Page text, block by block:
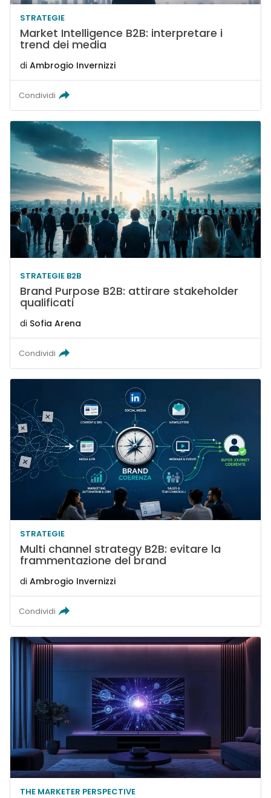
STRATEGIE
Market Intelligence B2B: interpretare i
trend dei media
di Ambrogio Invernizzi
Condividi
STRATEGIE B2B
Brand Purpose B2B: attirare stakeholder
qualificati
di Sofia Arena
Condividi
STRATEGIE
Multi channel strategy B2B: evitare la
frammentazione del brand
di Ambrogio Invernizzi
Condividi
THE MARKETER PERSPECTIVE